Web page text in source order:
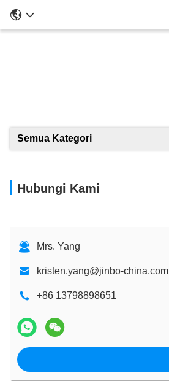
Semua Kategori
Hubungi Kami
Mrs. Yang
kristen.yang@jinbo-china.com
+86 13798898651